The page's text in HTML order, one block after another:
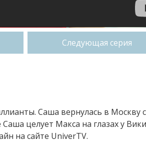
Следующая серия
Саша вернулась в Москву с
целует Макса на глазах у
на сайте UniverTV.